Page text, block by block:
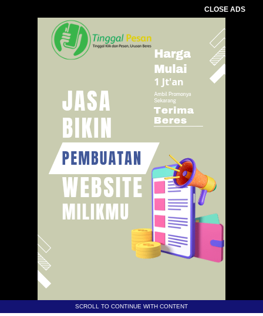
CLOSE ADS
SCROLL TO CONTINUE WITH CONTENT